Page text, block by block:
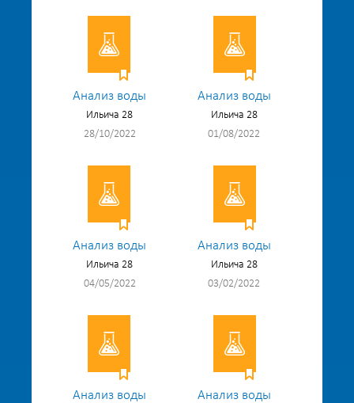
Анализ воды
Ильича 28
28/10/2022
Анализ воды
Ильича 28
01/08/2022
Анализ воды
Ильича 28
04/05/2022
Анализ воды
Ильича 28
03/02/2022
Анализ воды Анализ воды